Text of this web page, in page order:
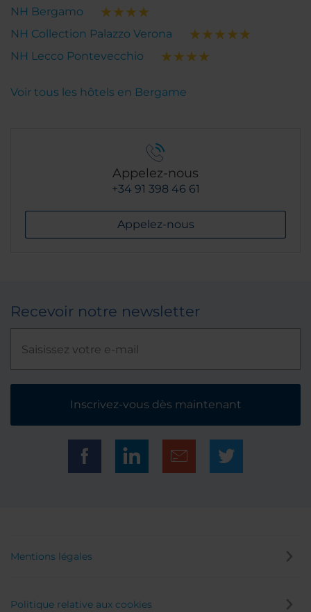
NH Bergamo
NH Collection Palazzo Verona
NH Lecco Pontevecchio
Voir tous les hôtels en Bergame
Appelez-nous
+34 91 398 46 61
Appelez-nous
Recevoir notre newsletter
Inscrivez-vous dès maintenant
Mentions légales
Politique relative aux cookies